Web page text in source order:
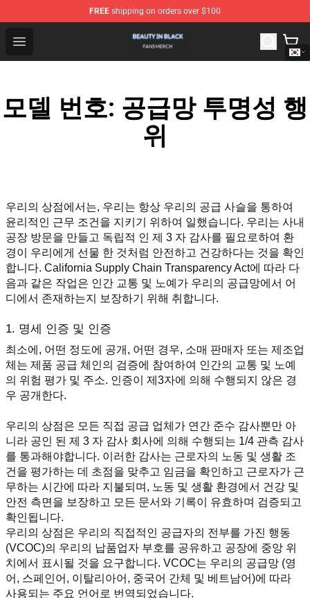
FREE shipping on orders over $100
Open menu
Beauty In Black Shop - Official Beauty In Black
모델 번호: 공급망 투명성 행
위
우리의 상점에서는, 우리는 항상 우리의 공급 사슬을 통하여
윤리적인 근무 조건을 지키기 위하여 일했습니다. 우리는 사내
공장 방문을 만들고 독립적 인 제 3 자 감사를 필요로하여 환
경이 우리에게 선물 한 것처럼 안전하고 건강하다는 것을 확인
합니다. California Supply Chain Transparency Act에 따라 다
음과 같은 작업은 인간 교통 및 노예가 우리의 공급망에서 어
디에서 존재하는지 보장하기 위해 취합니다.
1. 명세 인증 및 인증
최소에, 어떤 정도에 공개, 어떤 경우, 소매 판매자 또는 제조업
체는 제품 공급 체인의 검증에 참여하여 인간의 교통 및 노예
의 위험 평가 및 주소. 인증이 제3자에 의해 수행되지 않은 경
우 공개한다.
우리의 상점은 모든 직접 공급 업체가 연간 준수 감사뿐만 아
니라 공인 된 제 3 자 감사 회사에 의해 수행되는 1/4 관측 감사
를 통과해야합니다. 이러한 감사는 근로자의 노동 및 생활 조
건을 평가하는 데 초점을 맞추고 임금을 확인하고 근로자가 근
무하는 시간에 따라 지불되며, 노동 및 생활 환경에서 건강 및
안전 측면을 보장하고 모든 문서와 기록이 유효하며 검증되고
확인됩니다.
우리의 상점은 우리의 직접적인 공급자의 전부를 가진 행동
(VCOC)의 우리의 납품업자 부호를 공유하고 공장에 중앙 위
치에서 표시될 것을 요구합니다. VCOC는 우리의 공급망 (영
어, 스페인어, 이탈리아어, 중국어 간체 및 베트남어)에 따라
사용되는 주요 언어로 번역되었습니다.